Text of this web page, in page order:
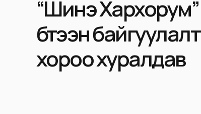
“Шинэ
бүтээн
хороо хуралдав